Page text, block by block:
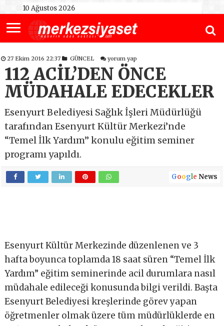
10 Ağustos 2026
27 Ekim 2016 22:37 GÜNCEL yorum yap
112 ACİL’DEN ÖNCE
MÜDAHALE EDECEKLER
Esenyurt Belediyesi Sağlık İşleri Müdürlüğü
tarafından Esenyurt Kültür Merkezi’nde
“Temel İlk Yardım” konulu eğitim seminer
programı yapıldı.
Google News
Esenyurt Kültür Merkezinde düzenlenen ve 3
hafta boyunca toplamda 18 saat süren “Temel İlk
Yardım” eğitim seminerinde acil durumlara nasıl
müdahale edileceği konusunda bilgi verildi. Başta
Esenyurt Belediyesi kreşlerinde görev yapan
öğretmenler olmak üzere tüm müdürlüklerde en